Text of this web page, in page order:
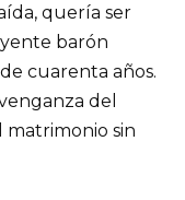
quería ser
barón
cuarenta años.
del
sin